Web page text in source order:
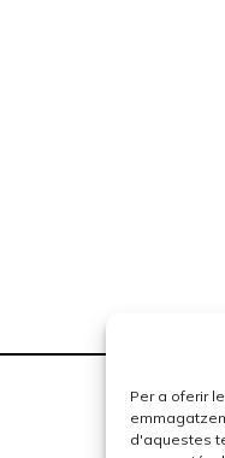
Per a oferir
d'aquestes